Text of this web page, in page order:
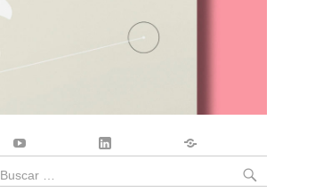
Buscar